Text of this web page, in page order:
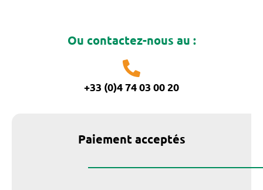
Ou contactez-nous au :
+33 (0)4 74 03 00 20
Paiement acceptés